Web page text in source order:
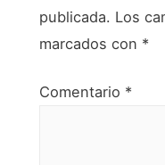
publicada. Los
marcados con *
Comentario *